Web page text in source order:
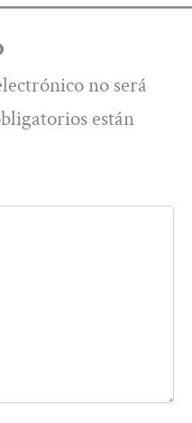
no será
están